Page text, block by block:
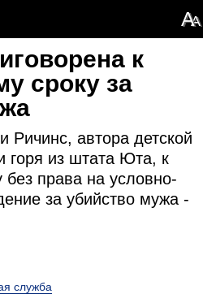
АА
к
сроку за
Ричинс, автора детской
горя из штата Юта, к
без права на условно-
за убийство мужа -
служба